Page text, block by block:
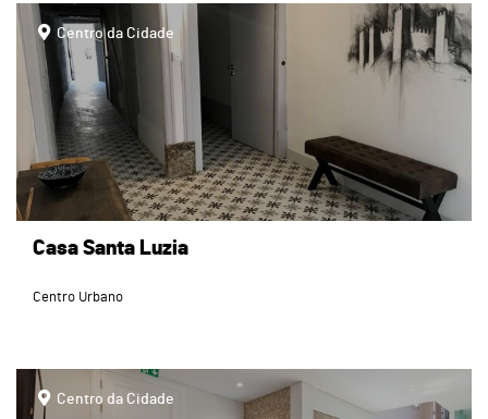
page
Centro da Cidade
Casa Santa Luzia
Centro Urbano
page
Centro da Cidade